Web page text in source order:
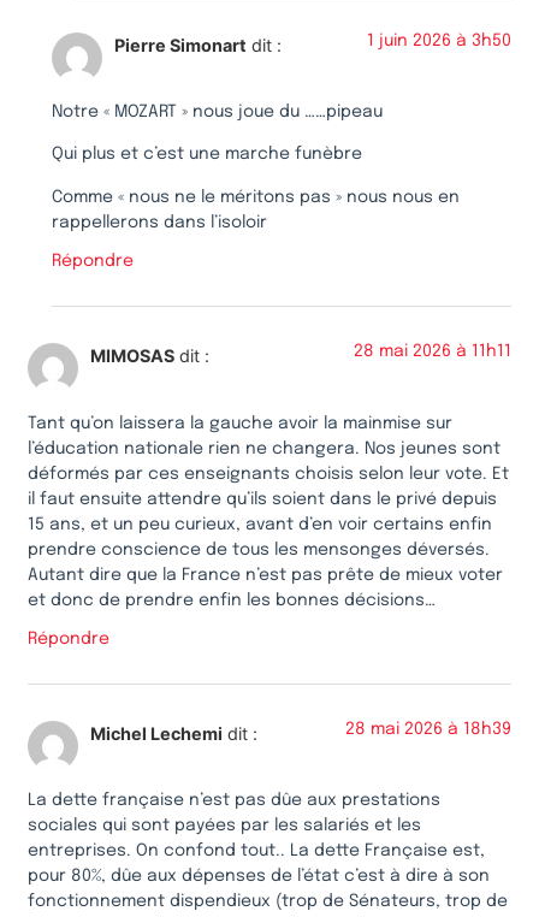
Pierre Simonart dit : 1 juin 2026 à 3h50
Notre « MOZART » nous joue du ……pipeau
Qui plus et c’est une marche funèbre
Comme « nous ne le méritons pas » nous nous en
rappellerons dans l’isoloir
Répondre
MIMOSAS dit : 28 mai 2026 à 11h11
Tant qu’on laissera la gauche avoir la mainmise sur
l’éducation nationale rien ne changera. Nos jeunes sont
déformés par ces enseignants choisis selon leur vote. Et
il faut ensuite attendre qu’ils soient dans le privé depuis
15 ans, et un peu curieux, avant d’en voir certains enfin
prendre conscience de tous les mensonges déversés.
Autant dire que la France n’est pas prête de mieux voter
et donc de prendre enfin les bonnes décisions…
Répondre
Michel Lechemi dit : 28 mai 2026 à 18h39
La dette française n’est pas dûe aux prestations
sociales qui sont payées par les salariés et les
entreprises. On confond tout.. La dette Française est,
pour 80%, dûe aux dépenses de l’état c’est à dire à son
fonctionnement dispendieux (trop de Sénateurs, trop de